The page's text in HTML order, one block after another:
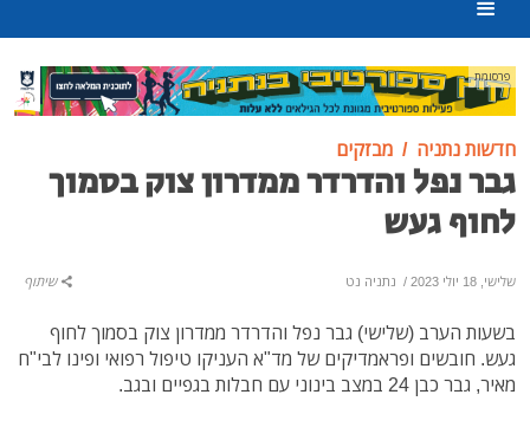
פרסומת
חדשות נתניה מבזקים
גבר נפל והדרדר ממדרון צוק בסמוך
לחוף געש
שלישי, 18 יולי 2023 / נתניה נט שיתוף
בשעות הערב (שלישי) גבר נפל והדרדר ממדרון צוק בסמוך לחוף
געש. חובשים ופראמדיקים של מד"א העניקו טיפול רפואי ופינו לבי"ח
מאיר, גבר כבן 24 במצב בינוני עם חבלות בגפיים ובגב.